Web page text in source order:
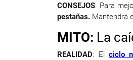
CONSEJOS: Para
pestañas. Mantendrá
MITO: La
REALIDAD: El ciclo